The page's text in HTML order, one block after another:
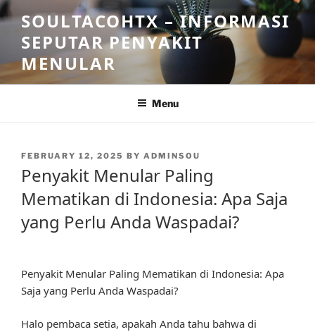
Skip
to
content
SOULTACOHTX – INFORMASI
SEPUTAR PENYAKIT
MENULAR
Menu
POSTED
FEBRUARY 12, 2025 BY ADMINSOU
Penyakit Menular Paling
Mematikan di Indonesia: Apa Saja
yang Perlu Anda Waspadai?
Penyakit Menular Paling Mematikan di Indonesia: Apa
Saja yang Perlu Anda Waspadai?
Halo pembaca setia, apakah Anda tahu bahwa di